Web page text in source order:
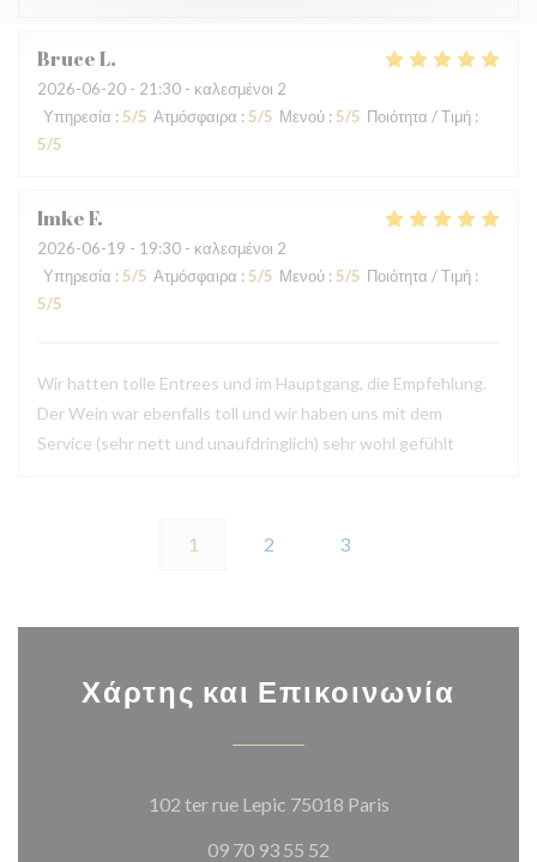
BruceL
2026-06-20 - 21:30 - καλεσμένοι 2
Υπηρεσία : 5/5 Ατμόσφαιρα : 5/5 Μενού : 5/5 Ποιότητα / Τιμή :
5/5
ImkeF
2026-06-19 - 19:30 - καλεσμένοι 2
Υπηρεσία : 5/5 Ατμόσφαιρα : 5/5 Μενού : 5/5 Ποιότητα / Τιμή :
5/5
Wir hatten tolle Entrees und im Hauptgang, die Empfehlung.
Der Wein war ebenfalls toll und wir haben uns mit dem
Service (sehr nett und unaufdringlich) sehr wohl gefühlt
1 2 3
Χάρτης και Επικοινωνία
102 ter rue Lepic 75018 Paris((ανοίγει σε νέο
09 70 93 55 52